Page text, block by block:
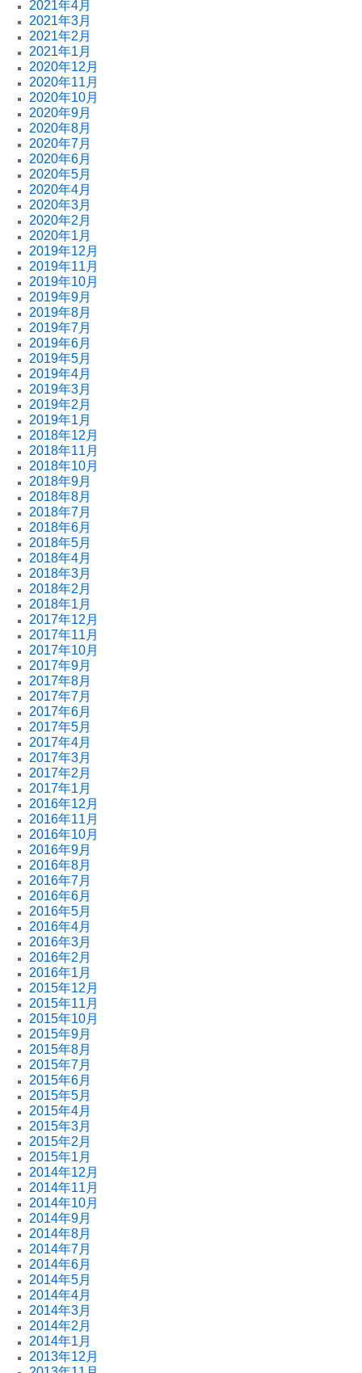
2021年4月
2021年3月
2021年2月
2021年1月
2020年12月
2020年11月
2020年10月
2020年9月
2020年8月
2020年7月
2020年6月
2020年5月
2020年4月
2020年3月
2020年2月
2020年1月
2019年12月
2019年11月
2019年10月
2019年9月
2019年8月
2019年7月
2019年6月
2019年5月
2019年4月
2019年3月
2019年2月
2019年1月
2018年12月
2018年11月
2018年10月
2018年9月
2018年8月
2018年7月
2018年6月
2018年5月
2018年4月
2018年3月
2018年2月
2018年1月
2017年12月
2017年11月
2017年10月
2017年9月
2017年8月
2017年7月
2017年6月
2017年5月
2017年4月
2017年3月
2017年2月
2017年1月
2016年12月
2016年11月
2016年10月
2016年9月
2016年8月
2016年7月
2016年6月
2016年5月
2016年4月
2016年3月
2016年2月
2016年1月
2015年12月
2015年11月
2015年10月
2015年9月
2015年8月
2015年7月
2015年6月
2015年5月
2015年4月
2015年3月
2015年2月
2015年1月
2014年12月
2014年11月
2014年10月
2014年9月
2014年8月
2014年7月
2014年6月
2014年5月
2014年4月
2014年3月
2014年2月
2014年1月
2013年12月